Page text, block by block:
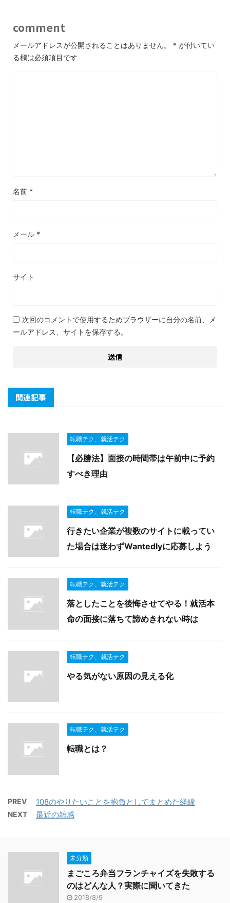
comment
メールアドレスが公開されることはありません。 * が付いてい
る欄は必須項目です
名前 *
メール *
サイト
次回のコメントで使用するためブラウザーに自分の名前、メ
ールアドレス、サイトを保存する。
関連記事
転職テク、就活テク
【必勝法】面接の時間帯は午前中に予約
すべき理由
転職テク、就活テク
行きたい企業が複数のサイトに載ってい
た場合は迷わずWantedlyに応募しよう
転職テク、就活テク
落としたことを後悔させてやる！就活本
命の面接に落ちて諦めきれない時は
転職テク、就活テク
やる気がない原因の見える化
転職テク、就活テク
転職とは？
PREV 108のやりたいことを抱負としてまとめた経緯
NEXT 最近の雑感
未分類
まごころ弁当フランチャイズを失敗する
のはどんな人？実際に聞いてきた
2018/8/9